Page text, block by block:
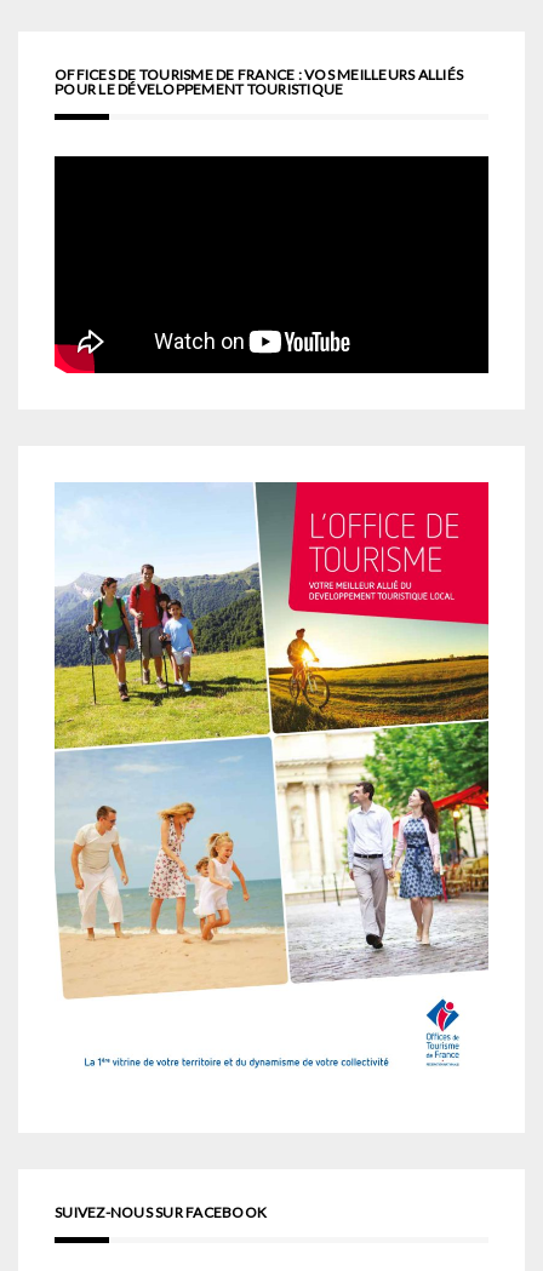
OFFICES DE TOURISME DE FRANCE : VOS MEILLEURS ALLIÉS
POUR LE DÉVELOPPEMENT TOURISTIQUE
SUIVEZ-NOUS SUR FACEBOOK